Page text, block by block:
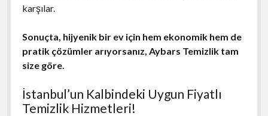
karşılar.
Sonuçta, hijyenik bir ev için hem ekonomik hem de
pratik çözümler arıyorsanız, Aybars Temizlik tam
size göre.
İstanbul’un Kalbindeki Uygun Fiyatlı
Temizlik Hizmetleri!